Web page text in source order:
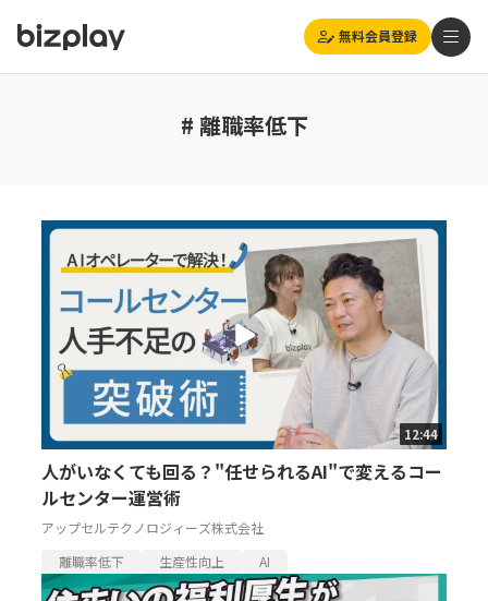
無料会員登録
# 離職率低下
12:44
人がいなくても回る？"任せられるAI"で変えるコー
ルセンター運営術
アップセルテクノロジィーズ株式会社
離職率低下
生産性向上 AI